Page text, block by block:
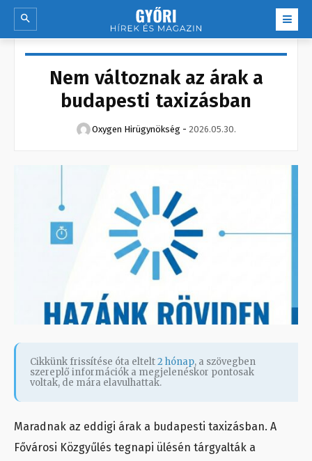
Nem változnak az árak a
budapesti taxizásban
Oxygen Hirügynökség - 2026.05.30.
Cikkünk frissítése óta eltelt2 hónap, a szövegben
szereplő információk a megjelenéskor pontosak
voltak, de mára elavulhattak.
Maradnak az eddigi árak a budapesti taxizásban. A
Fővárosi Közgyűlés tegnapi ülésén tárgyalták a